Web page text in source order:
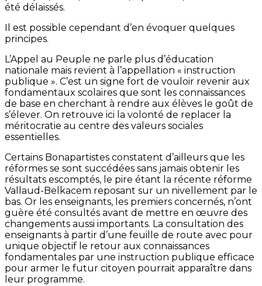
été délaissés.
Il est possible cependant d’en évoquer quelques
principes.
L’Appel au Peuple ne parle plus d’éducation
nationale mais revient à l’appellation « instruction
publique ». C’est un signe fort de vouloir revenir aux
fondamentaux scolaires que sont les connaissances
de base en cherchant à rendre aux élèves le goût de
s’élever. On retrouve ici la volonté de replacer la
méritocratie au centre des valeurs sociales
essentielles.
Certains Bonapartistes constatent d’ailleurs que les
réformes se sont succédées sans jamais obtenir les
résultats escomptés, le pire étant la récente réforme
Vallaud-Belkacem reposant sur un nivellement par le
bas. Or les enseignants, les premiers concernés, n’ont
guère été consultés avant de mettre en œuvre des
changements aussi importants. La consultation des
enseignants à partir d’une feuille de route avec pour
unique objectif le retour aux connaissances
fondamentales par une instruction publique efficace
pour armer le futur citoyen pourrait apparaître dans
leur programme.